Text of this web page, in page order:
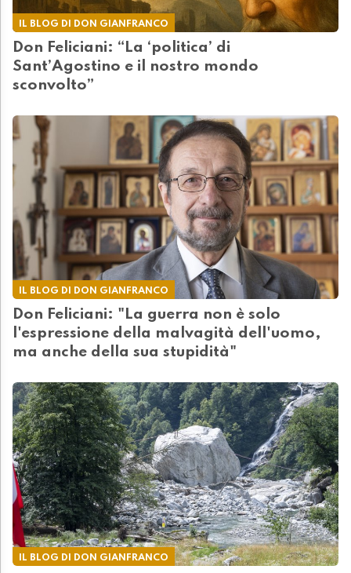
IL BLOG DI DON GIANFRANCO
Don Feliciani: “La ‘politica’ di
Sant’Agostino e il nostro mondo
sconvolto”
IL BLOG DI DON GIANFRANCO
Don Feliciani: "La guerra non è solo
l'espressione della malvagità dell'uomo,
ma anche della sua stupidità"
IL BLOG DI DON GIANFRANCO